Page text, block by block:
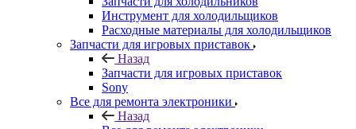
Инструмент для холодильщиков
Расходные материалы для холодильщиков
Запчасти для игровых приставок
Назад
Запчасти для игровых приставок
Sony
Все для ремонта электроники
Назад